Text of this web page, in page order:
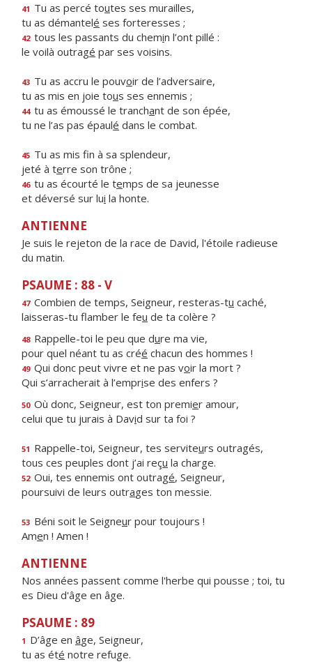
41 Tu as percé toutes ses murailles,
tu as démantelé ses forteresses ;
42 tous les passants du chemin l’ont pillé :
le voilà outragé par ses voisins.
43 Tu as accru le pouvoir de l’adversaire,
tu as mis en joie tous ses ennemis ;
44 tu as émoussé le tranchant de son épée,
tu ne l’as pas épaulé dans le combat.
45 Tu as mis fn à sa splendeur,
jeté à terre son trône ;
46 tu as écourté le temps de sa jeunesse
et déversé sur lui la honte.
ANTIENNE
Je suis le rejeton de la race de David, l'étoile radieuse
du matin.
PSAUME : 88 - V
47 Combien de temps, Seigneur, resteras-tu caché,
laisseras-tu flamber le feu de ta colère ?
48 Rappelle-toi le peu que dure ma vie,
pour quel néant tu as créé chacun des hommes !
49 Qui donc peut vivre et ne pas voir la mort ?
Qui s’arracherait à l’emprise des enfers ?
50 Où donc, Seigneur, est ton premier amour,
celui que tu jurais à David sur ta foi ?
51 Rappelle-toi, Seigneur, tes serviteurs outragés,
tous ces peuples dont j’ai reçu la charge.
52 Oui, tes ennemis ont outragé, Seigneur,
poursuivi de leurs outrages ton messie.
53 Béni soit le Seigneur pour toujours !
Amen ! Amen !
ANTIENNE
Nos années passent comme l'herbe qui pousse ; toi, tu
es Dieu d'âge en âge.
PSAUME : 89
1 D’âge en âge, Seigneur,
tu as été notre refuge.